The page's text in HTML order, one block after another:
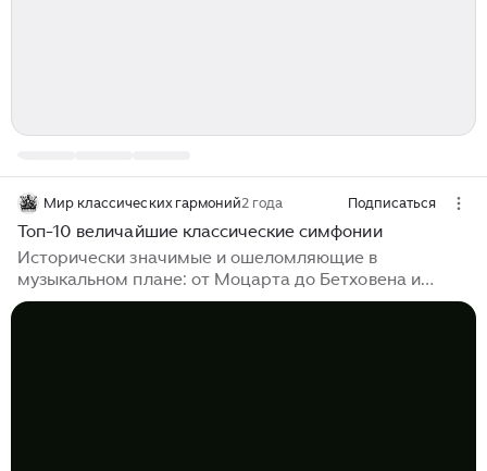
Мир классических гармоний2 года Подписаться
Топ-10 величайшие классические симфонии
Исторически значимые и ошеломляющие в
музыкальном плане: от Моцарта до Бетховена и
Малера - вот наша подборка лучших симфоний.